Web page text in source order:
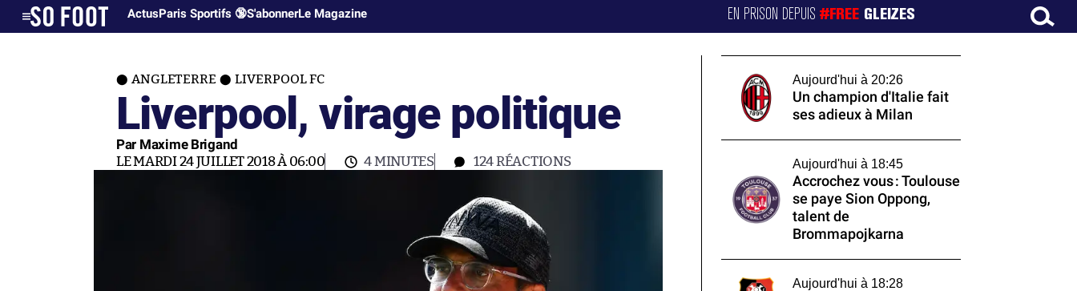
ActusParis Sportifs 🔞S'abonnerLe Magazine EN PRISON DEPUIS#FREE GLEIZES
ANGLETERRE LIVERPOOL FC
Liverpool, virage politique
Par Maxime Brigand
LE MARDI 24 JUILLET 2018 À 06:00 4 MINUTES 124RÉACTIONS
Aujourd'hui à 20:26
Un champion d'Italie fait
ses adieux à Milan
Aujourd'hui à 18:45
Accrochez vous : Toulouse
se paye Sion Oppong,
talent de
Brommapojkarna
Aujourd'hui à 18:28